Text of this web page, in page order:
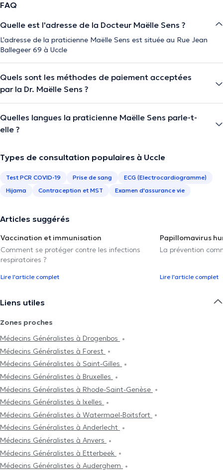
FAQ
Quelle est l'adresse de la Docteur Maëlle Sens ?
L'adresse de la praticienne Maëlle Sens est située au Rue Jean
Ballegeer 69 à Uccle
Quels sont les méthodes de paiement acceptées
par la Dr. Maëlle Sens ?
Quelles langues la praticienne Maëlle Sens parle-t-
elle ?
Types de consultation populaires à Uccle
Test PCR COVID-19 Prise de sang
ECG (Electrocardiogramme)
Hijama
Contraception et MST Examen d'assurance vie
Articles suggérés
Vaccination et immunisation
Comment se protéger contre les infections
respiratoires ?
Lire l'article complet
Papillomavirus
La prévention
Lire l'article complet
Liens utiles
Zones proches
Médecins Généralistes à Drogenbos
Médecins Généralistes à Forest
Médecins Généralistes à Saint-Gilles
Médecins Généralistes à Bruxelles
Médecins Généralistes à Rhode-Saint-Genèse
Médecins Généralistes à Ixelles
Médecins Généralistes à Watermael-Boitsfort
Médecins Généralistes à Anderlecht
Médecins Généralistes à Anvers
Médecins Généralistes à Etterbeek
Médecins Généralistes à Auderghem